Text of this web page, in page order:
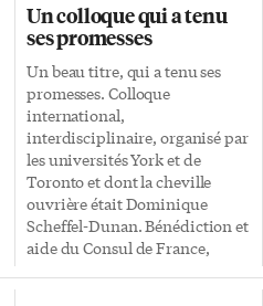
Un colloque qui a tenu
ses promesses
Un beau titre, qui a tenu ses
promesses. Colloque
international,
interdisciplinaire, organisé par
les universités York et de
Toronto et dont la cheville
ouvrière était Dominique
Scheffel-Dunan. Bénédiction et
aide du Consul de France,